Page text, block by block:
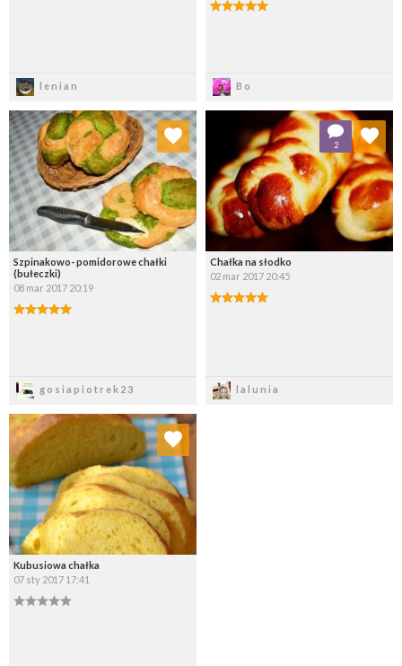
lenian Bo
Szpinakowo- pomidorowe chałki
(bułeczki)
08 mar 2017 20:19
gosiapiotrek23
Dodaj do ulubionych
Wybierz listę:
Chałka na słodko
02 mar 2017 20:45
lalunia
2
Dodaj do ulubionych
Wybierz listę:
Kubusiowa chałka
07 sty 2017 17:41
Dodaj do ulubionych
Wybierz listę: